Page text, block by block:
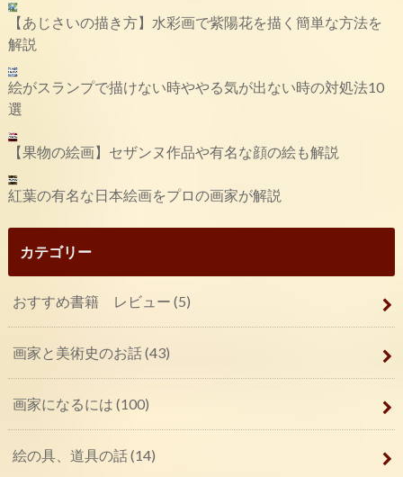
【あじさいの描き方】水彩画で紫陽花を描く簡単な方法を
解説
絵がスランプで描けない時ややる気が出ない時の対処法10
選
【果物の絵画】セザンヌ作品や有名な顔の絵も解説
紅葉の有名な日本絵画をプロの画家が解説
カテゴリー
おすすめ書籍 レビュー (5)
画家と美術史のお話(43)
画家になるには (100)
絵の具、道具の話(14)